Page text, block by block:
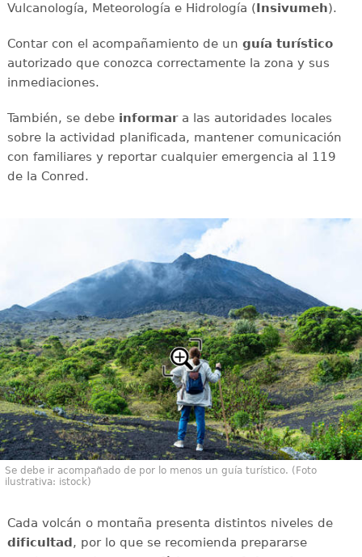
Vulcanología, Meteorología e Hidrología (Insivumeh).
Contar con el acompañamiento de un guía turístico
autorizado que conozca correctamente la zona y sus
inmediaciones.
También, se debe informara las autoridades locales
sobre la actividad planificada, mantener comunicación
con familiares y reportar cualquier emergencia al 119
de la Conred.
Se debe ir acompañado de por lo menos un guía turístico. (Foto
ilustrativa: istock)
Cada volcán o montaña presenta distintos niveles de
dificultad, por lo que se recomienda prepararse